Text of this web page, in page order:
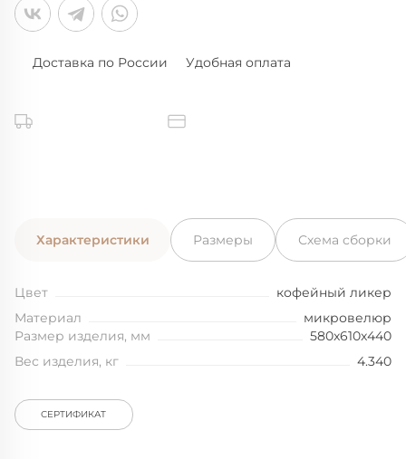
Доставка по России Удобная оплата
Характеристики Размеры Схема сборки
Цвет
кофейный ликер
Материал
микровелюр
Размер изделия, мм
580x610x440
Вес изделия, кг
4.340
СЕРТИФИКАТ